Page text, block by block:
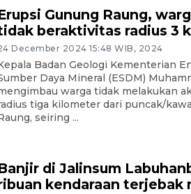
Gunung Raung,
beraktivitas radius 3
December 2024 15:48 WIB, 2024
Badan Geologi Kementerian
Daya Mineral (ESDM)
warga tidak melakukan
tiga kilometer dari puncak/
seiring ...
di Jalinsum
kendaraan terjebak